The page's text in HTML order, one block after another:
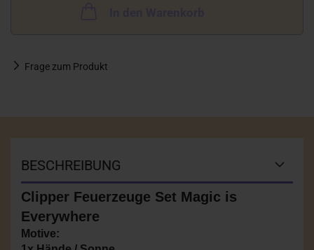
Frage zum Produkt
BESCHREIBUNG
Clipper Feuerzeuge Set Magic is
Everywhere
Motive: